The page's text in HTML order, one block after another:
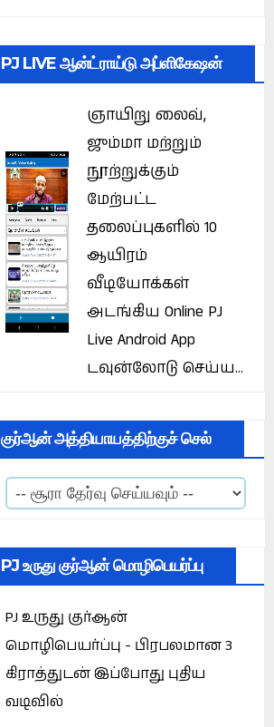
PJ LIVE ஆன்ட்ராய்டு அப்ளிகேஷன்
ஞாயிறு லைவ்,
ஜும்மா மற்றும்
நூற்றுக்கும்
மேற்பட்ட
தலைப்புகளில் 10
ஆயிரம்
வீடியோக்கள்
அடங்கிய Online PJ
Live Android App
டவுன்லோடு செய்ய...
குர்ஆன் அத்தியாயத்திற்குச் செல்
PJ உருது குர்ஆன் மொழிபெயர்ப்பு
PJ உருது குர்ஆன்
மொழிபெயர்ப்பு - பிரபலமான 3
கிராத்துடன் இப்போது புதிய
வடிவில்